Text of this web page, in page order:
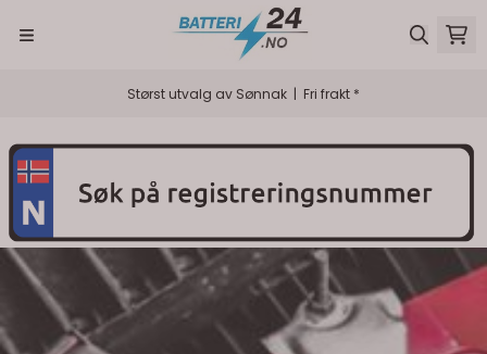
Størst utvalg av Sønnak | Fri frakt *